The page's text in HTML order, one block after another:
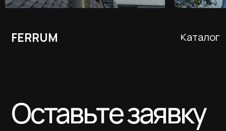
Оставьте заявку
и получите